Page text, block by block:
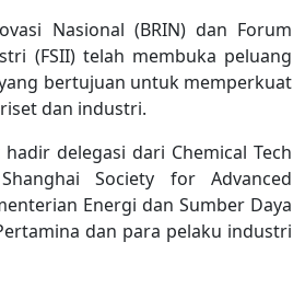
Nasional (BRIN) dan Forum
(FSII) telah membuka peluang
bertujuan untuk memperkuat
dan industri.
delegasi dari Chemical Tech
Society for Advanced
Energi dan Sumber Daya
dan para pelaku industri